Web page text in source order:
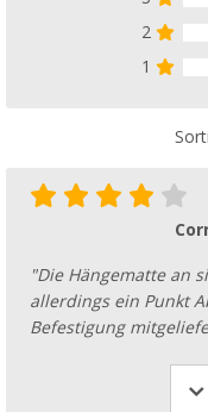
2
1
"Die Hängematte an
allerdings ein Punkt
Befestigung